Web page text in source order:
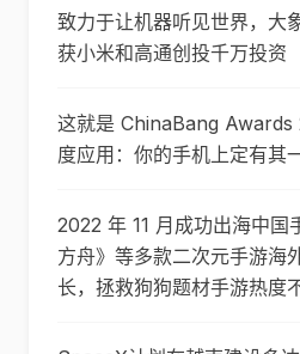
致力于让机器听见世界，大
获小米和高通创投千万投资
这就是 ChinaBang Awards
度应用：你的手机上定有其
2022 年 11 月成功出海中国
方舟》等多款二次元手游海
长，拯救狗狗题材手游热度